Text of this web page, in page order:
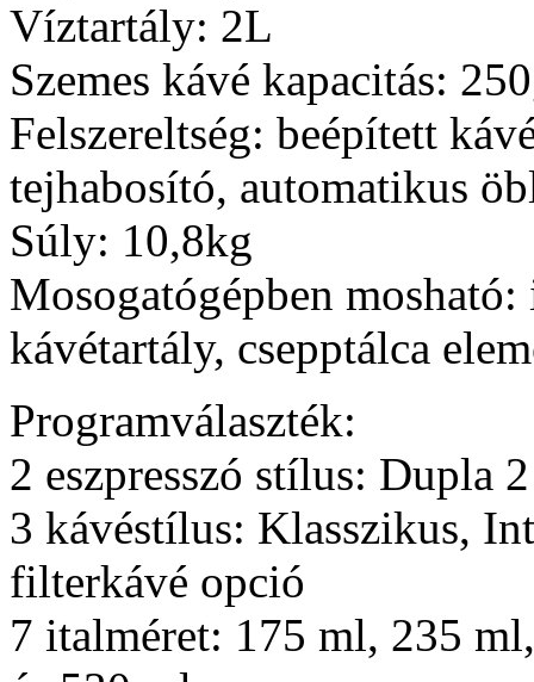
Víztartály: 2L
Szemes kávé kapacitás:
Felszereltség: beépített
tejhabosító, automatikus
Súly: 10,8kg
Mosogatógépben
kávétartály, csepptálca
Programválaszték:
2 eszpresszó stílus: Dupla
3 kávéstílus: Klasszikus,
filterkávé opció
7 italméret: 175 ml, 235